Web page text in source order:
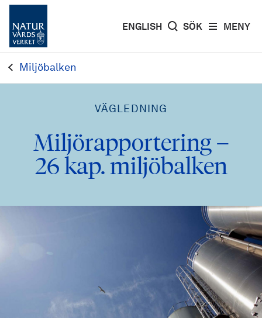
MENY
ENGLISH SÖK
Miljöbalken
VÄGLEDNING
Miljörapportering –
26 kap. miljöbalken